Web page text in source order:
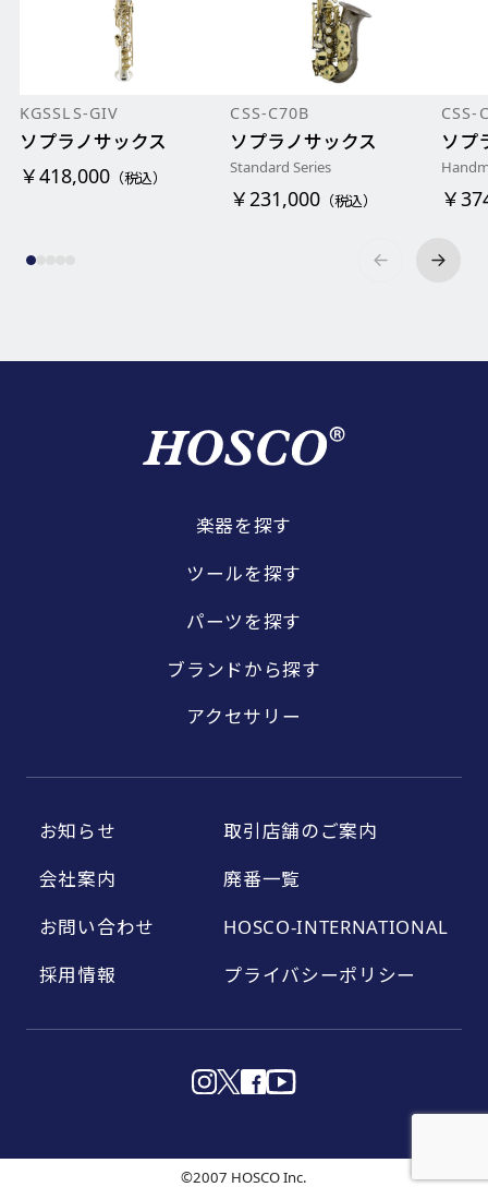
KGSSLS-GIV
ソプラノサックス
￥418,000（税込）
CSS-C70B
ソプラノサックス
Standard Series
￥231,000 （税込）
CSS-
ソプ
￥
楽器を探す
ツールを探す
パーツを探す
ブランドから探す
アクセサリー
お知らせ
会社案内
お問い合わせ
採用情報
取引店舗のご案内
廃番一覧
HOSCO-INTERNATIONAL
プライバシーポリシー
©2007 HOSCO Inc.